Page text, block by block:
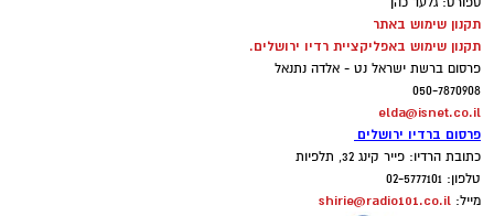
תקנון שימוש באתר
תקנון שימוש באפליקציית רדיו ירושלים.
פרסום ברשת ישראל נט - אלדה נתנאל
050-7870908
elda@isnet.co.il
פרסום ברדיו ירושלים
כתובת הרדיו: פייר קינג 32, תלפיות
טלפון: 02-5777101
מייל: shirie@radio101.co.il